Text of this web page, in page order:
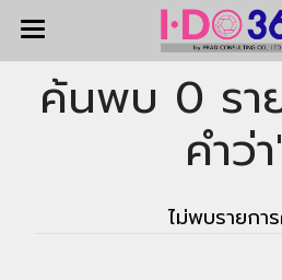
ค้นพบ 0 รา
คำว่
ไม่พบรายกา